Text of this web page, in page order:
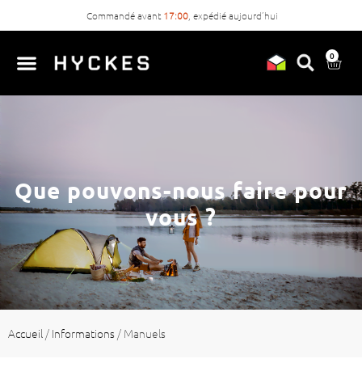
Commandé avant 17:00, expédié aujourd’hui
0
Que pouvons-nous faire pour
vous ?
Accueil / Informations / Manuels